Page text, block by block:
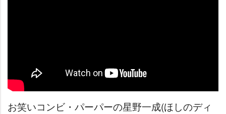
お笑いコンビ・パーパーの星野一成(ほしのディ